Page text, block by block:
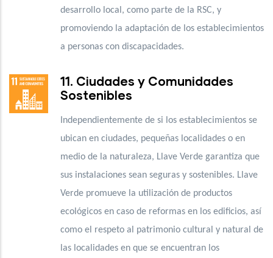
desarrollo local, como parte de la RSC, y
promoviendo la adaptación de los establecimientos
a personas con discapacidades.
11. Ciudades y Comunidades
Sostenibles
Independientemente de si los establecimientos se
ubican en ciudades, pequeñas localidades o en
medio de la naturaleza, Llave Verde garantiza que
sus instalaciones sean seguras y sostenibles. Llave
Verde promueve la utilización de productos
ecológicos en caso de reformas en los edificios, así
como el respeto al patrimonio cultural y natural de
las localidades en que se encuentran los